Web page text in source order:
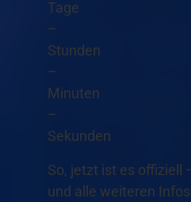
Tage
–
Stunden
–
Minuten
–
Sekunden
So, jetzt ist es offiziell
und alle weiteren